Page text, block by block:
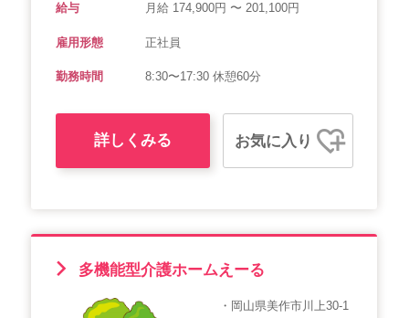
給与 月給 174,900円 〜 201,100円
雇用形態 正社員
勤務時間 8:30〜17:30 休憩60分
詳しくみる お気に入り
多機能型介護ホームえーる
・岡山県美作市川上30-1